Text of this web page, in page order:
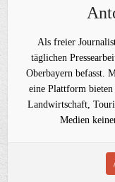
Als freier
täglichen
Oberbayern befasst.
eine Plattform
Landwirtschaft,
Medien